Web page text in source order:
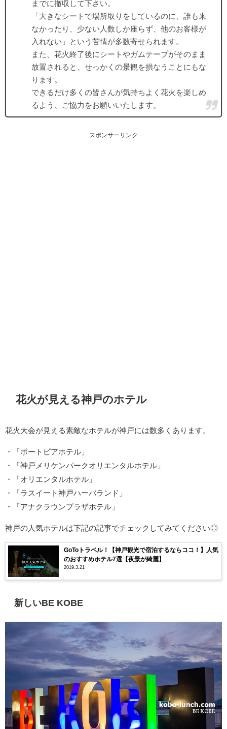
までに撤収して下さい。
「大きなシートで場所取りをしているのに、誰も来
なかったり、少ない人数しか座らず、他のお客様が
入れない」という苦情が多数寄せられます。
また、花火終了後にシートやガムテープがそのまま
放置されると、せっかくの景観を損なうことにもな
ります。
できるだけ多くの皆さんが気持ちよく花火を楽しめ
るよう、ご協力をお願いいたします。
スポンサーリンク
花火が見える神戸のホテル
花火大会が見える素敵なホテルが神戸には数多くあります。
・「ポートピアホテル」
・「神戸メリケンパークオリエンタルホテル」
・「オリエンタルホテル」
・「ラスイート神戸ハーバランド」
・「アナクラウンプラザホテル」
神戸の人気ホテルは下記の記事でチェックしてみてください◎
GoToトラベル！【神戸観光で宿泊するならココ！】人気
のおすすめホテル7選【夜景が綺麗】
2019.3.21
新しいBE KOBE